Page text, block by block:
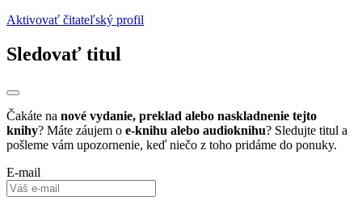
Aktivovať čitateľský profil
Sledovať titul
Čakáte na nové vydanie, preklad alebo naskladnenie tejto
knihy? Máte záujem o e-knihu alebo audioknihu? Sledujte titul a
pošleme vám upozornenie, keď niečo z toho pridáme do ponuky.
E-mail